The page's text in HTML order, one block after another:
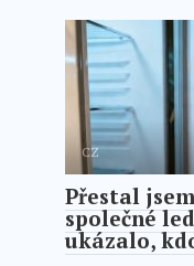
CZ
Přestal
společné
ukázalo,